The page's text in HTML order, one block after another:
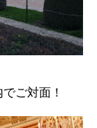
ご対面！